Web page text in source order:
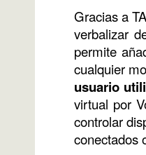
Gracias a
verbalizar
permite
cualquier
usuario
virtual por
controlar
conectados